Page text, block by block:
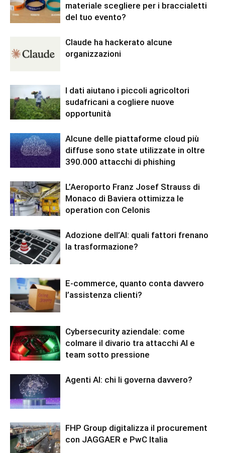
materiale scegliere per i braccialetti
del tuo evento?
Claude ha hackerato alcune
organizzazioni
I dati aiutano i piccoli agricoltori
sudafricani a cogliere nuove
opportunità
Alcune delle piattaforme cloud più
diffuse sono state utilizzate in oltre
390.000 attacchi di phishing
L’Aeroporto Franz Josef Strauss di
Monaco di Baviera ottimizza le
operation con Celonis
Adozione dell’AI: quali fattori frenano
la trasformazione?
E-commerce, quanto conta davvero
l’assistenza clienti?
Cybersecurity aziendale: come
colmare il divario tra attacchi AI e
team sotto pressione
Agenti AI: chi li governa davvero?
FHP Group digitalizza il procurement
con JAGGAER e PwC Italia